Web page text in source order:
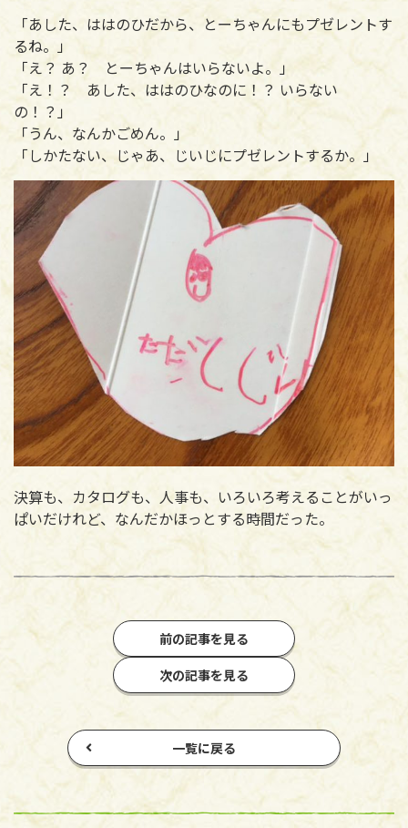
「あした、ははのひだから、とーちゃんにもプゼレントす
るね。」
「え？ あ？ とーちゃんはいらないよ。」
「え！？ あした、ははのひなのに！？ いらない
の！？」
「うん、なんかごめん。」
「しかたない、じゃあ、じいじにプゼレントするか。」
決算も、カタログも、人事も、いろいろ考えることがいっ
ぱいだけれど、なんだかほっとする時間だった。
前の記事を見る
次の記事を見る
一覧に戻る